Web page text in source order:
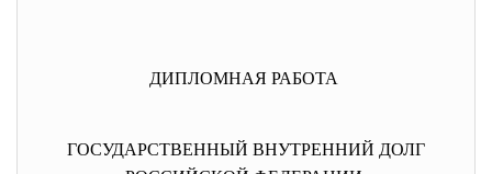
ДИПЛОМНАЯ РАБОТА
ГОСУДАРСТВЕННЫЙ ВНУТРЕННИЙ ДОЛГ